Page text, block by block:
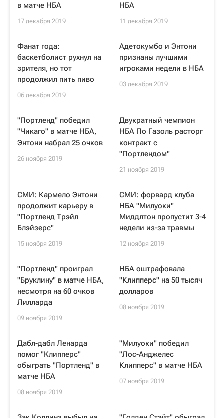
в матче НБА
17 декабря 2019
НБА
11 декабря 2019
Фанат года:
баскетболист рухнул на
зрителя, но тот
продолжил пить пиво
06 декабря 2019
Адетокумбо и Энтони
признаны лучшими
игроками недели в НБА
03 декабря 2019
"Портленд" победил
"Чикаго" в матче НБА,
Энтони набрал 25 очков
26 ноября 2019
Двукратный чемпион
НБА По Газоль расторг
контракт с
"Портлендом"
21 ноября 2019
СМИ: Кармело Энтони
продолжит карьеру в
"Портленд Трэйл
Блэйзерс"
15 ноября 2019
СМИ: форвард клуба
НБА "Милуоки"
Миддлтон пропустит 3-4
недели из-за травмы
12 ноября 2019
"Портленд" проиграл
"Бруклину" в матче НБА,
несмотря на 60 очков
Лилларда
09 ноября 2019
НБА оштрафовала
"Клипперс" на 50 тысяч
долларов
08 ноября 2019
Дабл-дабл Ленарда
помог "Клипперс"
обыграть "Портленд" в
матче НБА
08 ноября 2019
"Милуоки" победил
"Лос-Анджелес
Клипперс" в матче НБА
07 ноября 2019